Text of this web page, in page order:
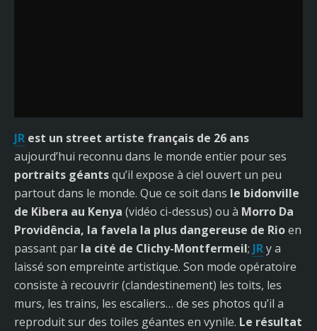
JR est un street artiste français de 26 ans
aujourd’hui reconnu dans le monde entier pour ses
portraits géantsqu’il expose à ciel ouvert un peu
partout dans le monde. Que ce soit dans le bidonville
de Kibera au Kenya (vidéo ci-dessus) ou à Morro Da
Providência, la favela la plus dangereuse de Rioen
passant par la cité de Clichy-Montfermeil; JRy a
laissé son empreinte artistique. Son mode opératoire
consiste à recouvrir (clandestinement) les toits, les
murs, les trains, les escaliers… de ses photos qu’il a
reproduit sur des toiles géantes en vynile. Le résultat